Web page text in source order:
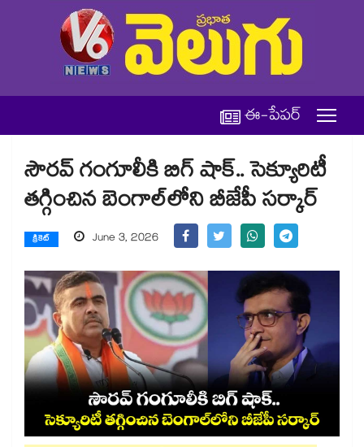
ఈ-పేపర్
సౌరవ్ గంగూలీకి బిగ్ షాక్.. సెక్యూరిటీ
తగ్గించిన బెంగాల్⁬లోని బీజేపీ సర్కార్
క్రికెట్ June 3, 2026